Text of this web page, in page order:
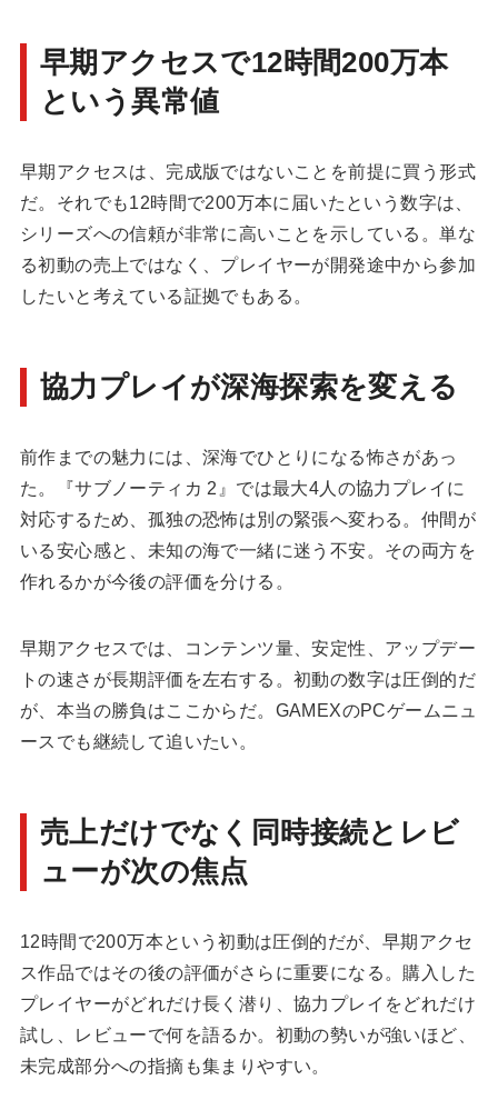
早期アクセスで12時間200万本
という異常値
早期アクセスは、完成版ではないことを前提に買う形式
だ。それでも12時間で200万本に届いたという数字は、
シリーズへの信頼が非常に高いことを示している。単な
る初動の売上ではなく、プレイヤーが開発途中から参加
したいと考えている証拠でもある。
協力プレイが深海探索を変える
前作までの魅力には、深海でひとりになる怖さがあっ
た。『サブノーティカ 2』では最大4人の協力プレイに
対応するため、孤独の恐怖は別の緊張へ変わる。仲間が
いる安心感と、未知の海で一緒に迷う不安。その両方を
作れるかが今後の評価を分ける。
早期アクセスでは、コンテンツ量、安定性、アップデー
トの速さが長期評価を左右する。初動の数字は圧倒的だ
が、本当の勝負はここからだ。GAMEXのPCゲームニュ
ース でも継続して追いたい。
売上だけでなく同時接続とレビ
ューが次の焦点
12時間で200万本という初動は圧倒的だが、早期アクセ
ス作品ではその後の評価がさらに重要になる。購入した
プレイヤーがどれだけ長く潜り、協力プレイをどれだけ
試し、レビューで何を語るか。初動の勢いが強いほど、
未完成部分への指摘も集まりやすい。